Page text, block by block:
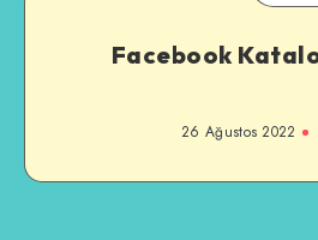
Facebook
26 Ağustos 2022